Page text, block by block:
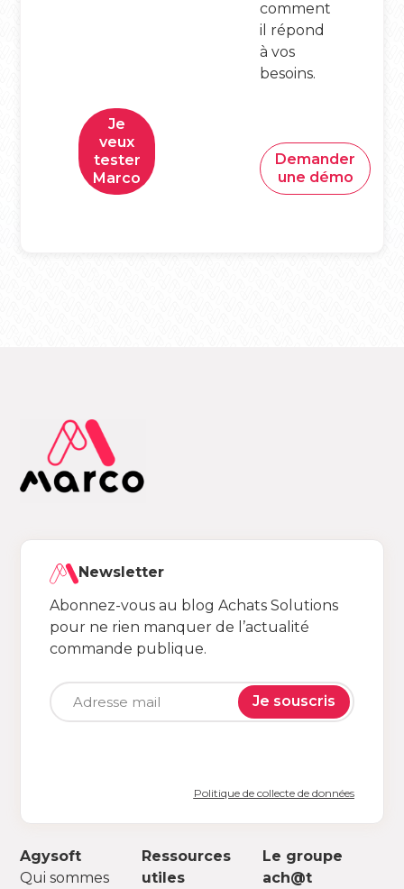
Je
veux
tester
Marco
comment
il répond
à vos
besoins.
Demander
une démo
Agysoft
Qui sommes
Ressources
utiles
Le groupe
ach@t
Newsletter
Abonnez-vous au blog Achats Solutions
pour ne rien manquer de l’actualité
commande publique.
Je souscris
Politique de collecte de données